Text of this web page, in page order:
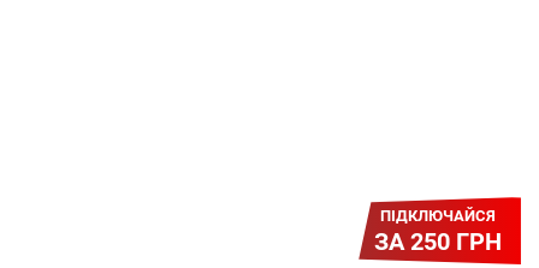
ПІДКЛЮЧАЙСЯ
ЗА 250 ГРН